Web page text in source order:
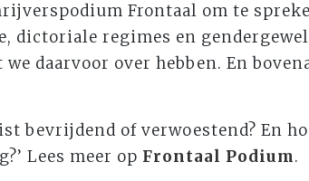
Frontaal om te
dictoriale regimes en
daarvoor over hebben. En
bevrijdend of verwoestend? En
Lees meer op Frontaal Podium.